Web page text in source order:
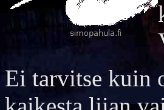
Ei tarvitse kuin